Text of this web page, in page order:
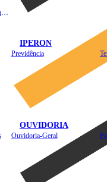
IPERON
Previdência
OUVIDORIA
Ouvidoria-Geral